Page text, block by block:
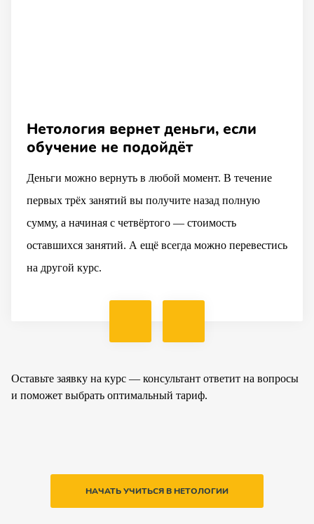
Нетология вернет деньги, если
обучение не подойдёт
Деньги можно вернуть в любой момент. В течение
первых трёх занятий вы получите назад полную
сумму, а начиная с четвёртого — стоимость
оставшихся занятий. А ещё всегда можно перевестись
на другой курс.
Оставьте заявку на курс — консультант ответит на вопросы
и поможет выбрать оптимальный тариф.
НАЧАТЬ УЧИТЬСЯ В НЕТОЛОГИИ